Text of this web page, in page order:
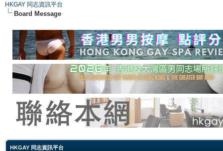
HKGAY 同志資訊平台
Board Message
HKGAY 同志資訊平台